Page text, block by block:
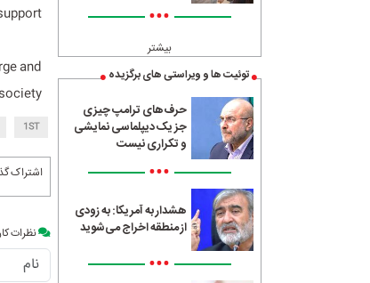
•••
بیشتر
توئیت ها و ویراستی های برگزیده
حرف‌های ترامپ چیزی
جز یک دیپلماسی نمایشی
و تکراری نیست
•••
هشدار به آمریکا: به زودی
از منطقه اخراج می‌شوید
•••
and
1ST
اشتراک
نظرات